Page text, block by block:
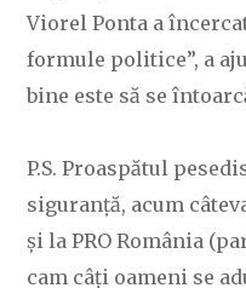
Viorel Ponta a
formule politice”, a
bine este să se
P.S. Proaspătul
siguranță, acum
și la PRO România
cam câți oameni se